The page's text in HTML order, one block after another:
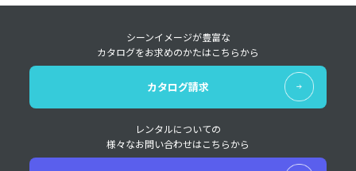
シーンイメージが豊富な
カタログをお求めのかたはこちらから
カタログ請求
レンタルについての
様々なお問い合わせはこちらから